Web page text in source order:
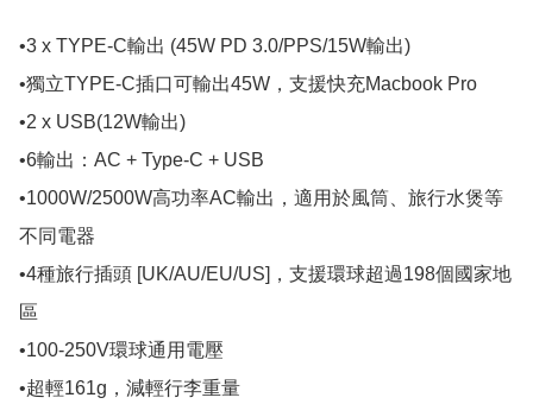
•3 x TYPE-C輸出 (45W PD 3.0/PPS/15W輸出)
•獨立TYPE-C插口可輸出45W，支援快充Macbook Pro
•2 x USB(12W輸出)
•6輸出：AC + Type-C + USB
•1000W/2500W高功率AC輸出，適用於風筒、旅行水煲等
不同電器
•4種旅行插頭 [UK/AU/EU/US]，支援環球超過198個國家地
區
•100-250V環球通用電壓
•超輕161g，減輕行李重量